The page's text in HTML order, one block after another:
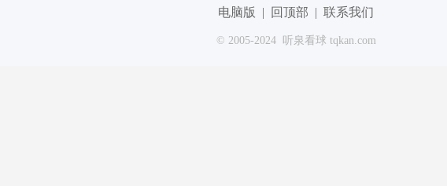
电脑版 | 回顶部 | 联系我们
© 2005-2024 听泉看球 tqkan.com